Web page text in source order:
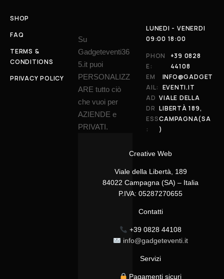
SHOP
FAQ
TERMS &
CONDITIONS
PRIVACY POLICY
Su
Gadgeteventi36
5.it puoi
PERSONALIZZ
ARE tutto ciò
che vuoi per
AZIENDE e
PRIVATI.
Creative Web
Viale della Libertà, 189
84022 Campagna (SA) – Italia
P.IVA: 05287270655
Contatti
+39 0828 44108
info@gadgeteventi.it
Servizi
Pagamenti sicuri
LUNEDI - VENERDI
09:00 18:00
PHON
E:
+39 0828
44108
EM
AIL:
INFO@GADGET
EVENTI.IT
AD
DR
ESS
:
VIALE DELLA
LIBERTÀ 189,
CAMPAGNA(SA
)